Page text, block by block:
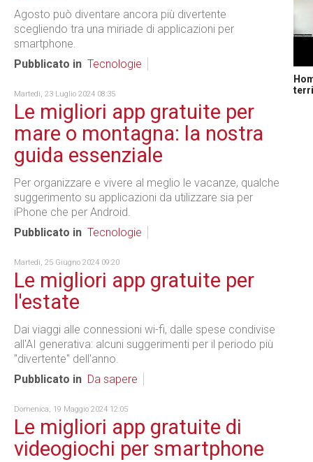
Agosto può diventare ancora più divertente
scegliendo tra una miriade di applicazioni per
smartphone.
Pubblicato in Tecnologie
Martedì, 23 Luglio 2024 08:35
Le migliori app gratuite per
mare o montagna: la nostra
guida essenziale
Per organizzare e vivere al meglio le vacanze, qualche
suggerimento su applicazioni da utilizzare sia per
iPhone che per Android.
Pubblicato in Tecnologie
Martedì, 25 Giugno 2024 09:20
Le migliori app gratuite per
l'estate
Dai viaggi alle connessioni wi-fi, dalle spese condivise
all'AI generativa: alcuni suggerimenti per il periodo più
"divertente" dell'anno.
Pubblicato in Da sapere
Domenica, 19 Maggio 2024 12:05
Le migliori app gratuite di
videogiochi per smartphone